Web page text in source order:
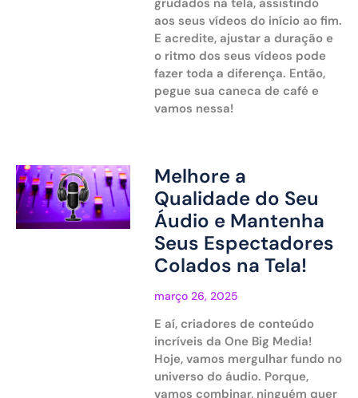
aos seus vídeos do início ao fim.
E acredite, ajustar a duração e
o ritmo dos seus vídeos pode
fazer toda a diferença. Então,
pegue sua caneca de café e
vamos nessa!
Melhore a
Qualidade do Seu
Áudio e Mantenha
Seus Espectadores
Colados na Tela!
março 26, 2025
E aí, criadores de conteúdo
incríveis da One Big Media!
Hoje, vamos mergulhar fundo no
universo do áudio. Porque,
vamos combinar, ninguém quer